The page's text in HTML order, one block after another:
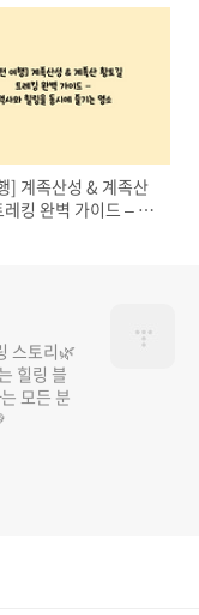
] 계족산성 & 계족산
킹 완벽 가이드 – 역
스토리🌿
힐링 블
모든 분